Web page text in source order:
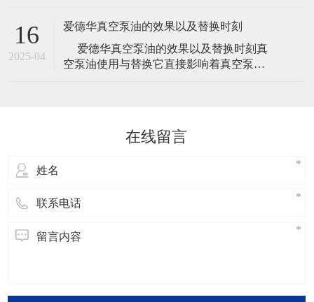
作压
心部件，通过压缩和抽气，使气体排出系
大抽气速度，提高真空泵的工作效率。 导
叶：用于引导气体流动的方向，使气体流
16
2025-04
爱德华真空泵油的效果以及替换时刻
​ 爱德华真空泵油的效果以及替换时刻真
空泵油使用与替换它直接影响着真空泵的
容，欢迎阅读！爱德华真空泵油的效
在线留言